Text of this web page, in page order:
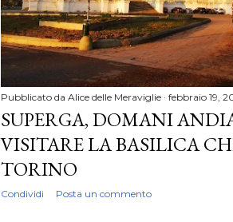
Pubblicato da Alice delle Meraviglie febbraio 19,
SUPERGA, DOMANI
VISITARE LA BASILICA
TORINO
Condividi Posta un commento